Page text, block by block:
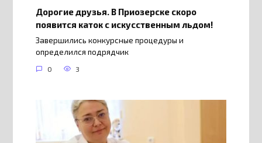
Дорогие друзья. В Приозерске скоро
появится каток с искусственным льдом!
Завершились конкурсные процедуры и
определился подрядчик
0 3